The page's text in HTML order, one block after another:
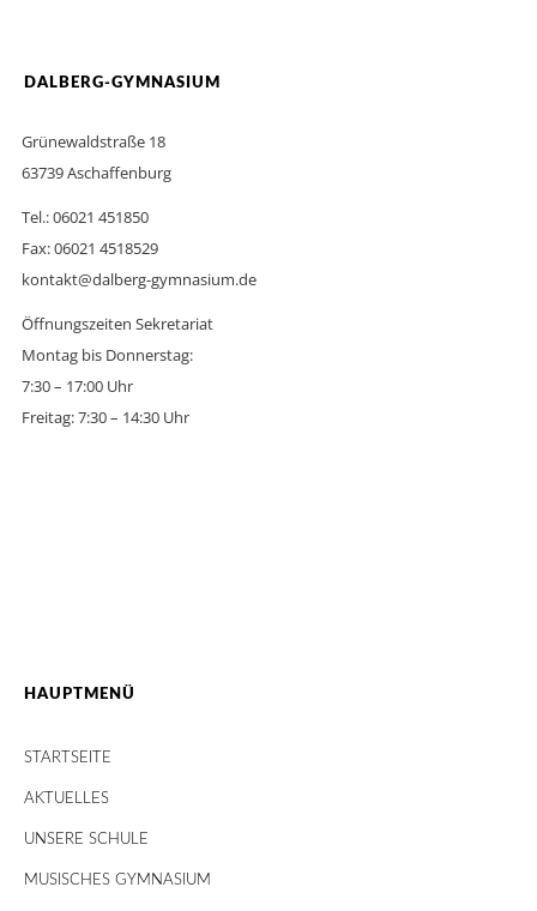
DALBERG-GYMNASIUM
Grünewaldstraße 18
63739 Aschaffenburg
Tel.: 06021 451850
Fax: 06021 4518529
kontakt@dalberg-gymnasium.de
Öffnungszeiten Sekretariat
Montag bis Donnerstag:
7:30 – 17:00 Uhr
Freitag: 7:30 – 14:30 Uhr
HAUPTMENÜ
STARTSEITE
AKTUELLES
UNSERE SCHULE
MUSISCHES GYMNASIUM